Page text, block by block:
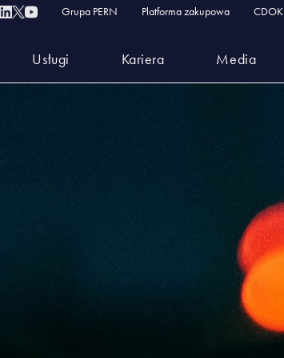
Grupa PERN Platforma zakupowa CDOK
Usługi Kariera Media